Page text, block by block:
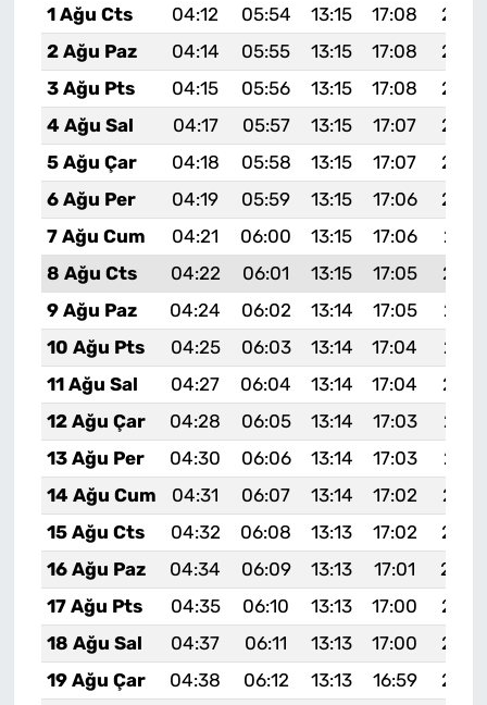
1 Ağu Cts
04:12 05:54 13:15 17:08
2 Ağu Paz
04:14 05:55 13:15 17:08
3 Ağu Pts
04:15 05:56 13:15 17:08
4 Ağu Sal
04:17 05:57 13:15 17:07
5 Ağu Çar
04:18 05:58 13:15 17:07
6 Ağu Per
04:19 05:59 13:15 17:06
7 Ağu Cum
04:21 06:00 13:15 17:06
8 Ağu Cts
04:22 06:01 13:15 17:05
9 Ağu Paz
04:24 06:02 13:14 17:05
10 Ağu Pts
04:25 06:03 13:14 17:04
11 Ağu Sal
04:27 06:04 13:14 17:04
12 Ağu Çar
04:28 06:05 13:14 17:03
13 Ağu Per
04:30 06:06 13:14 17:03
14 Ağu Cum
04:31 06:07 13:14 17:02
15 Ağu Cts
04:32 06:08 13:13 17:02
16 Ağu Paz
04:34 06:09 13:13 17:01
17 Ağu Pts
04:35 06:10 13:13 17:00
18 Ağu Sal
04:37 06:11 13:13 17:00
19 Ağu Çar
04:38 06:12 13:13 16:59